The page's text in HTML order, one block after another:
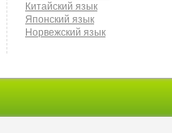
Китайский язык
Японский язык
Норвежский язык